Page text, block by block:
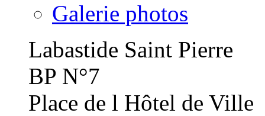
Galerie photos
Labastide Saint Pierre
BP N°7
Place de l Hôtel de Ville